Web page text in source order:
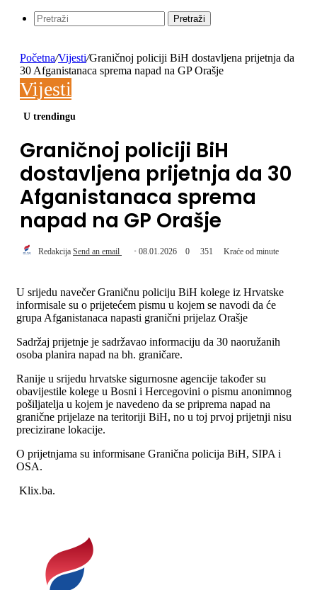
Pretraži
Početna/Vijesti/Graničnoj policiji BiH dostavljena prijetnja da
30 Afganistanaca sprema napad na GP Orašje
Vijesti
U trendingu
Graničnoj policiji BiH
dostavljena prijetnja da 30
Afganistanaca sprema
napad na GP Orašje
Redakcija Send an email 08.01.2026 0 351 Kraće od minute
U srijedu navečer Graničnu policiju BiH kolege iz Hrvatske
informisale su o prijetećem pismu u kojem se navodi da će
grupa Afganistanaca napasti granični prijelaz Orašje
Sadržaj prijetnje je sadržavao informaciju da 30 naoružanih
osoba planira napad na bh. graničare.
Ranije u srijedu hrvatske sigurnosne agencije također su
obavijestile kolege u Bosni i Hercegovini o pismu anonimnog
pošiljatelja u kojem je navedeno da se priprema napad na
granične prijelaze na teritoriji BiH, no u toj prvoj prijetnji nisu
precizirane lokacije.
O prijetnjama su informisane Granična policija BiH, SIPA i
OSA.
Klix.ba.